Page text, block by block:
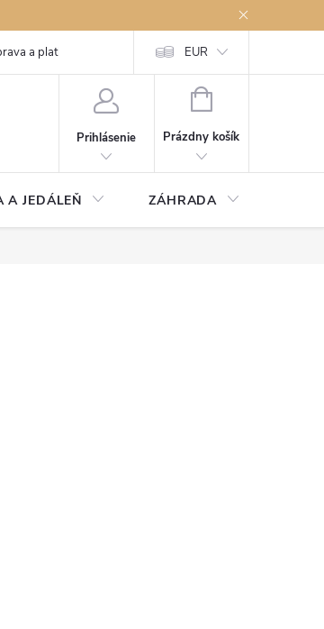
a platby Podmienky ochrany osobných údajov
EUR
Prihlásenie
NÁKUPNÝ
Prázdny košík
A JEDÁLEŇ ZÁHRADA